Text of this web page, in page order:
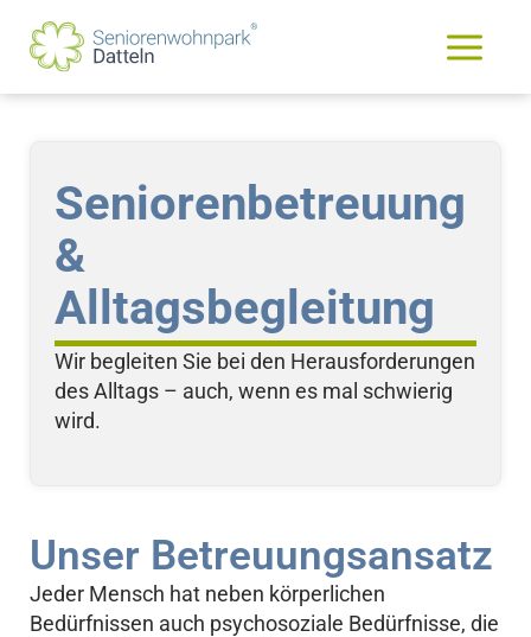
Inhalt
springen
Main
Menu
Seniorenbetreuung
&
Alltagsbegleitung
Wir begleiten Sie bei den Herausforderungen
des Alltags – auch, wenn es mal schwierig
wird.
Unser Betreuungsansatz
Jeder Mensch hat neben körperlichen
Bedürfnissen auch psychosoziale Bedürfnisse, die
Facebook
Instagram